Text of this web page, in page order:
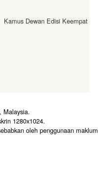
Kamus Dewan Edisi Keempat
Malaysia.
1280x1024.
oleh penggunaan